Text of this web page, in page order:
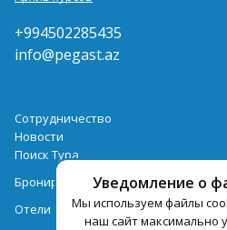
Уведомление о
Мы используем файлы
наш сайт максимально
+994502285435
info@pegast.az
Сотрудничество
Новости
Поиск Тура
Бронирование Отелей
Отели